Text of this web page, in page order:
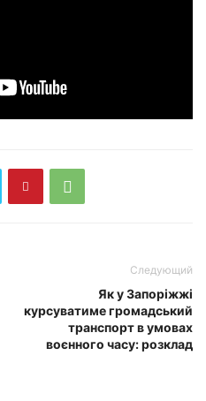
Следующий
Як у Запоріжжі
курсуватиме громадський
транспорт в умовах
воєнного часу: розклад